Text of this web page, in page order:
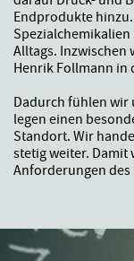
Endprodukte
Alltags. Inzwischen
Henrik Follmann in
Dadurch fühlen wir
legen einen
Standort. Wir
stetig weiter. Damit
Anforderungen des